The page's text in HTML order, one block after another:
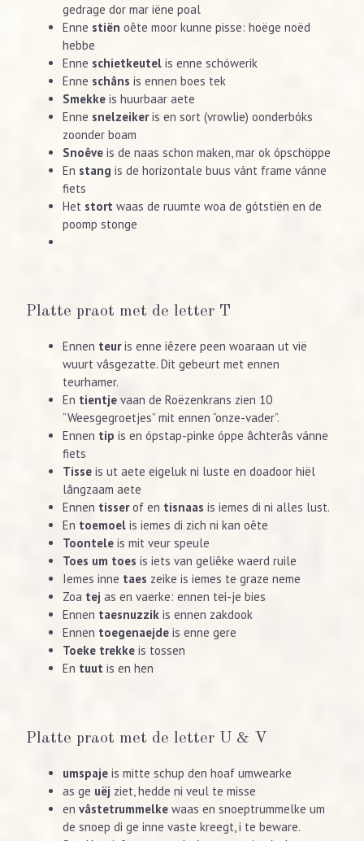
gedrage dor mar iëne poal
Enne stiën oête moor kunne pisse: hoëge noëd
hebbe
Enne schietkeutel is enne schówerik
Enne schâns is ennen boes tek
Smekke is huurbaar aete
Enne snelzeikeris en sort (vrowlie) oonderbóks
zoonder boam
Snoêve is de naas schon maken, mar ok ópschöppe
En stang is de horizontale buus vánt frame vánne
fiets
Het stort waas de ruumte woa de gótstiën en de
poomp stonge
Platte praot met de letter T
Ennen teuris enne iêzere peen woaraan ut vië
wuurt vâsgezatte. Dit gebeurt met ennen
teurhamer.
En tientje vaan de Roëzenkrans zien 10
“Weesgegroetjes” mit ennen “onze-vader”.
Ennen tip is en ópstap-pinke óppe âchterâs vánne
fiets
Tisse is ut aete eigeluk ni luste en doadoor hiël
lângzaam aete
Ennen tisserof en tisnaas is iemes di ni alles lust.
En toemoel is iemes di zich ni kan oête
Toontele is mit veur speule
Toes um toes is iets van geliêke waerd ruile
Iemes inne taes zeike is iemes te graze neme
Zoa tej as en vaerke: ennen tei-je bies
Ennen taesnuzzik is ennen zakdook
Ennen toegenaejde is enne gere
Toeke trekke is tossen
En tuut is en hen
Platte praot met de letter U & V
umspaje is mitte schup den hoaf umwearke
as ge uëj ziet, hedde ni veul te misse
en vâstetrummelke waas en snoeptrummelke um
de snoep di ge inne vaste kreegt, i te beware.